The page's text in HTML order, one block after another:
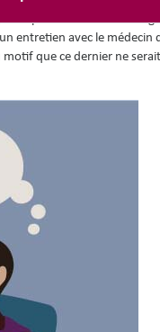
se plaint de douleur aux
entretien avec le
que ce dernier ne